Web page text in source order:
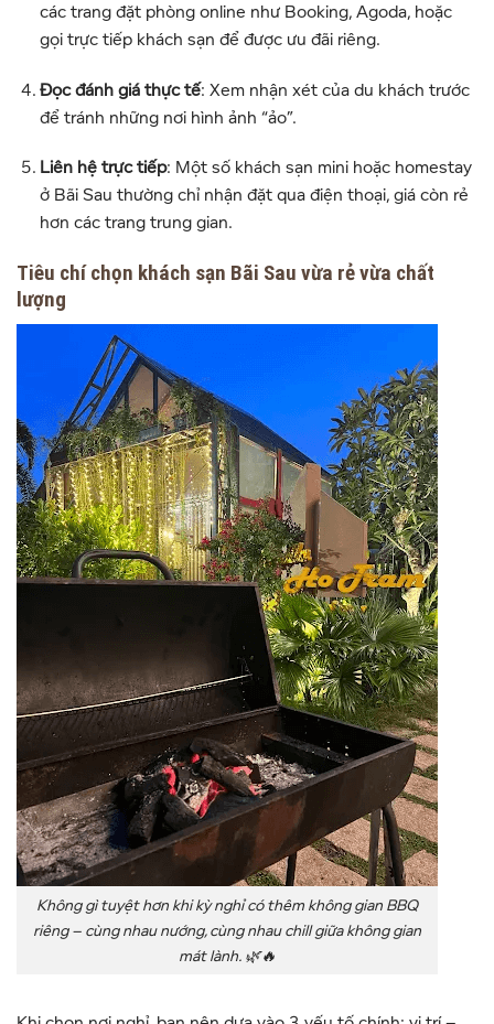
các trang đặt phòng online như Booking, Agoda, hoặc
gọi trực tiếp khách sạn để được ưu đãi riêng.
Đọc đánh giá thực tế: Xem nhận xét của du khách trước
để tránh những nơi hình ảnh “ảo”.
Liên hệ trực tiếp: Một số khách sạn mini hoặc homestay
ở Bãi Sau thường chỉ nhận đặt qua điện thoại, giá còn rẻ
hơn các trang trung gian.
Tiêu chí chọn khách sạn Bãi Sau vừa rẻ vừa chất
lượng
Không gì tuyệt hơn khi kỳ nghỉ có thêm không gian BBQ
riêng – cùng nhau nướng, cùng nhau chill giữa không gian
mát lành. 🌿🔥